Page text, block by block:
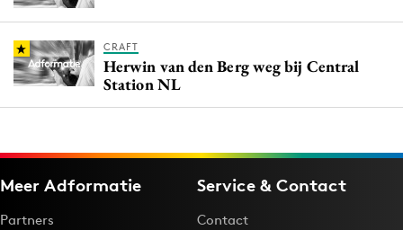
CRAFT
Herwin van den Berg weg bij Central
Station NL
Meer Adformatie
Partners
Service & Contact
Contact